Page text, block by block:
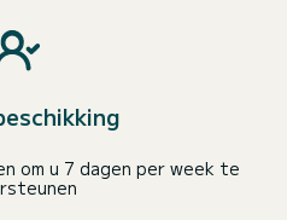
om u 7 dagen per week te